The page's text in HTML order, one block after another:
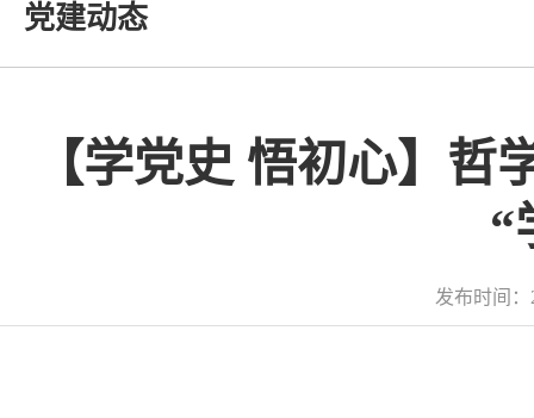
党建动态
【学党史 悟初心】
“
发布时间